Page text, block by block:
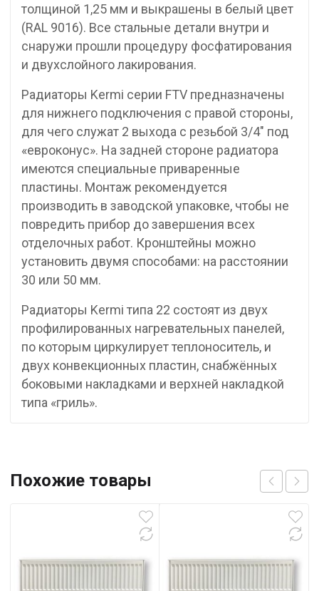
толщиной 1,25 мм и выкрашены в белый цвет
(RAL 9016). Все стальные детали внутри и
снаружи прошли процедуру фосфатирования
и двухслойного лакирования.
Радиаторы Kermi серии FTV предназначены
для нижнего подключения с правой стороны,
для чего служат 2 выхода с резьбой 3/4″ под
«евроконус». На задней стороне радиатора
имеются специальные приваренные
пластины. Монтаж рекомендуется
производить в заводской упаковке, чтобы не
повредить прибор до завершения всех
отделочных работ. Кронштейны можно
установить двумя способами: на расстоянии
30 или 50 мм.
Радиаторы Kermi типа 22 состоят из двух
профилированных нагревательных панелей,
по которым циркулирует теплоноситель, и
двух конвекционных пластин, снабжённых
боковыми накладками и верхней накладкой
типа «гриль».
Похожие товары